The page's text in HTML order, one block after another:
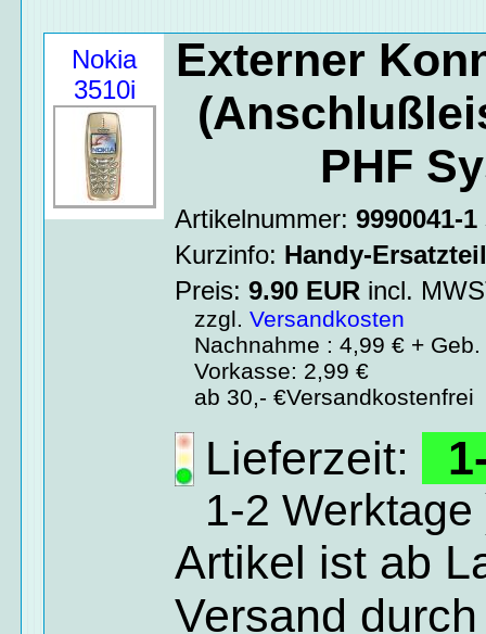
Nokia
3510i
Externer
PHF
Artikelnummer:9990041-1
Kurzinfo: Handy-
Preis:9.90 EUR incl.
zzgl.Versandkosten
Nachnahme : 4,99 € + Geb.
Vorkasse: 2,99 €
ab 30,- €Versandkostenfrei
Lieferzeit:
1-2 Werktage
Artikel ist ab
Versand